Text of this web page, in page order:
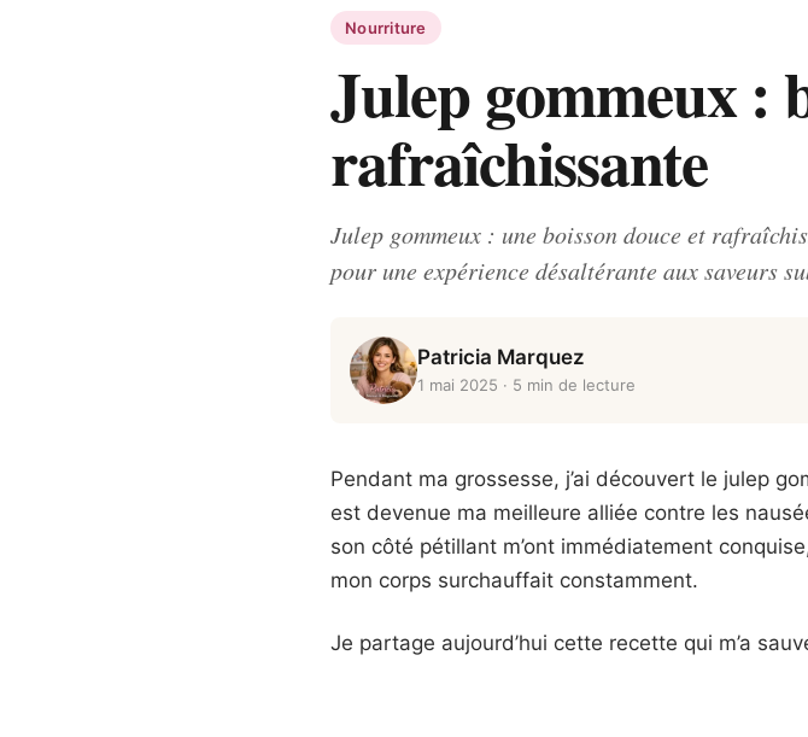
Nourriture
Julep gommeux :
rafraîchissante
Julep gommeux : une boisson douce et
pour une expérience désaltérante aux saveurs
Patricia Marquez
1 mai 2025 · 5 min de lecture
Pendant ma grossesse, j’ai découvert le julep
est devenue ma meilleure alliée contre les
son côté pétillant m’ont immédiatement
mon corps surchauffait constamment.
Je partage aujourd’hui cette recette qui m’a